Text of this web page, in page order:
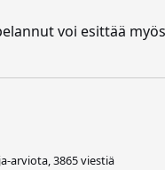
voi esittää
arviota,3865 viestiä